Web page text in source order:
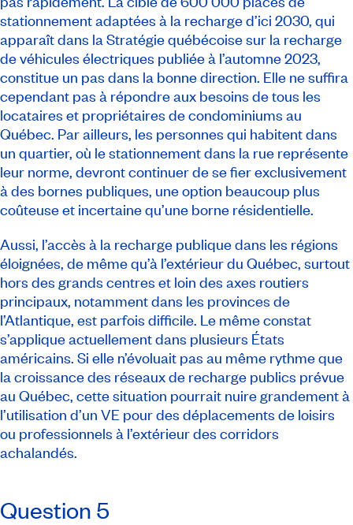
stationnement adaptées à la recharge d’ici 2030, qui
apparaît dans la Stratégie québécoise sur la recharge
de véhicules électriques publiée à l’automne 2023,
constitue un pas dans la bonne direction. Elle ne suffira
cependant pas à répondre aux besoins de tous les
locataires et propriétaires de condominiums au
Québec. Par ailleurs, les personnes qui habitent dans
un quartier, où le stationnement dans la rue représente
leur norme, devront continuer de se fier exclusivement
à des bornes publiques, une option beaucoup plus
coûteuse et incertaine qu’une borne résidentielle.
Aussi, l’accès à la recharge publique dans les régions
éloignées, de même qu’à l’extérieur du Québec, surtout
hors des grands centres et loin des axes routiers
principaux, notamment dans les provinces de
l’Atlantique, est parfois difficile. Le même constat
s’applique actuellement dans plusieurs États
américains. Si elle n’évoluait pas au même rythme que
la croissance des réseaux de recharge publics prévue
au Québec, cette situation pourrait nuire grandement à
l’utilisation d’un VE pour des déplacements de loisirs
ou professionnels à l’extérieur des corridors
achalandés.
Question 5